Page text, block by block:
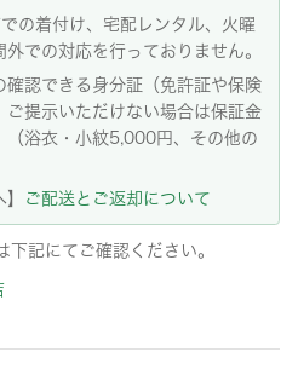
の着付け、宅配レンタル、火曜
での対応を行っておりません。
認できる身分証（免許証や保険
提示いただけない場合は保証金
（浴衣・小紋5,000円、その他の
ご配送とご返却について
記にてご確認ください。